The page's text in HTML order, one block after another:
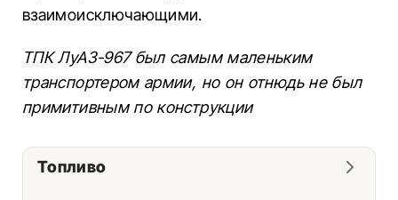
взаимоисключающими.
ТПК ЛуАЗ-967 был самым маленьким
транспортером армии, но он отнюдь не был
примитивным по конструкции
Топливо